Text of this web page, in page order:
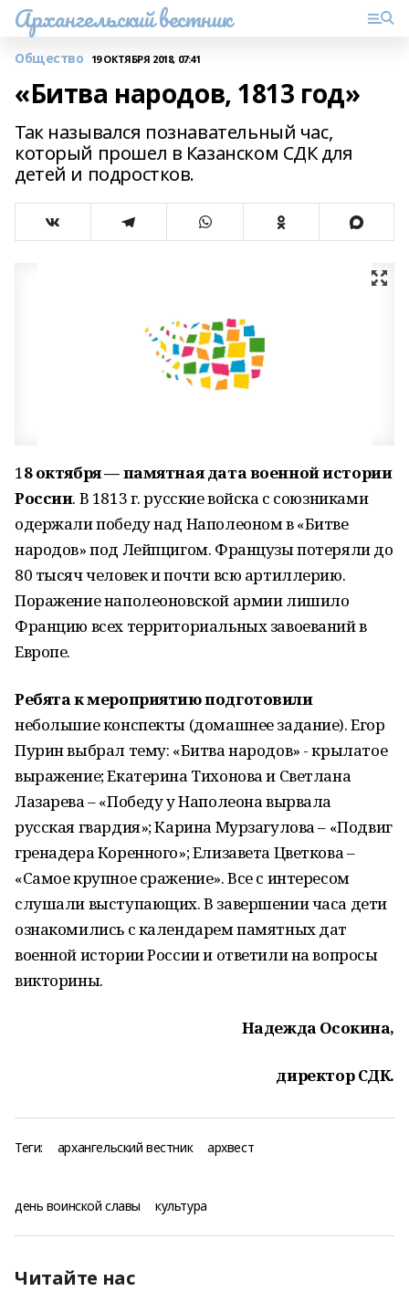
Архангельский вестник
Общество 19 ОКТЯБРЯ 2018, 07:41
«Битва народов, 1813 год»
Так назывался познавательный час,
который прошел в Казанском СДК для
детей и подростков.
18 октября — памятная дата военной истории
России. В 1813 г. русские войска с союзниками
одержали победу над Наполеоном в «Битве
народов» под Лейпцигом. Французы потеряли до
80 тысяч человек и почти всю артиллерию.
Поражение наполеоновской армии лишило
Францию всех территориальных завоеваний в
Европе.
Ребята к мероприятию подготовили
небольшие конспекты (домашнее задание). Егор
Пурин выбрал тему: «Битва народов» - крылатое
выражение; Екатерина Тихонова и Светлана
Лазарева – «Победу у Наполеона вырвала
русская гвардия»; Карина Мурзагулова – «Подвиг
гренадера Коренного»; Елизавета Цветкова –
«Самое крупное сражение». Все с интересом
слушали выступающих. В завершении часа дети
ознакомились с календарем памятных дат
военной истории России и ответили на вопросы
викторины.
Надежда Осокина,
директор СДК.
Теги: архангельский вестник архвест
день воинской славы культура
Читайте нас